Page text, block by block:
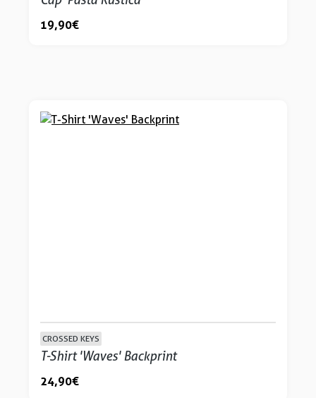
19,90 €
CROSSED KEYS
T-Shirt 'Waves' Backprint
24,90 €